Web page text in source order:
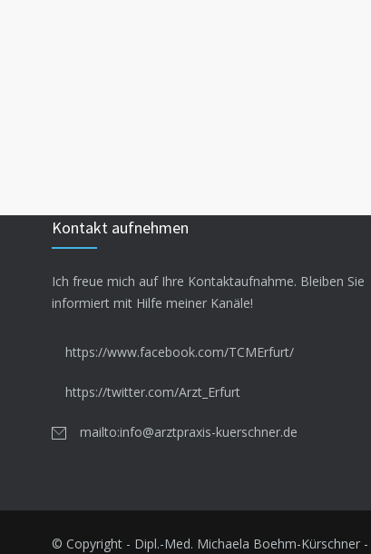
Kontakt aufnehmen
Ich freue mich auf Ihre Kontaktaufnahme. Bleiben Sie
informiert mit Hilfe meiner Kanäle!
https://www.facebook.com/TCMErfurt/
https://twitter.com/Arzt_Erfurt
mailto:info@arztpraxis-kuerschner.de
© Copyright - Dipl.-Med. Michaela Boehm-Kürschner -